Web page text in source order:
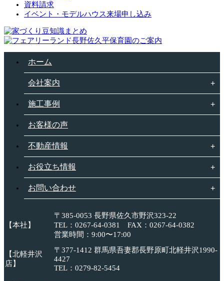
資料請求
イベント・モデルハウス来場申し込み
ホーム
会社案内
施工事例
お客様の声
不動産情報
お役立ち情報
お問い合わせ
【本社】
〒385-0053 長野県佐久市野沢323-22
TEL：0267-64-0381 FAX：0267-64-0382
営業時間：9:00〜17:00
【北軽井沢
店】
〒377-1412 群馬県吾妻郡長野原町北軽井沢1990-
4427
TEL：0279-82-5454